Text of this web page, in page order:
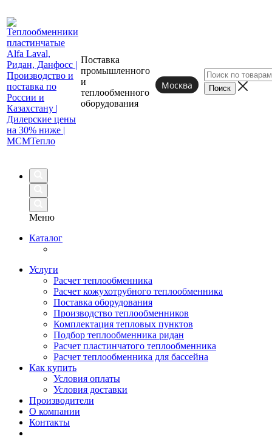
Поставка
промышленного
и
теплообменного
оборудования
Москва
Меню
Каталог
Услуги
Расчет теплообменника
Расчет кожухотрубного теплообменника
Поставка оборудования
Производство теплообменников
Комплектация тепловых пунктов
Подбор теплообменника ридан
Расчет пластинчатого теплообменника
Расчет теплообменника для бассейна
Как купить
Условия оплаты
Условия доставки
Производители
О компании
Контакты